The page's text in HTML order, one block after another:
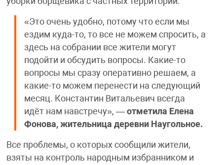
«Это очень удобно, потому что если мы
ездим куда-то, то все не можем спросить, а
здесь на собрании все жители могут
подойти и обсудить вопросы. Какие-то
вопросы мы сразу оперативно решаем, а
какие-то можем перенести на следующий
месяц. Константин Витальевич всегда
идёт нам навстречу», — отметила Елена
Фонова, жительница деревни Наугольное.
Все проблемы, о которых сообщили жители,
взяты на контроль народным избранником и